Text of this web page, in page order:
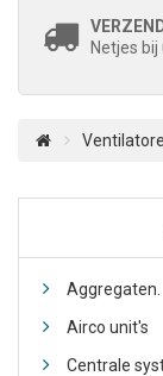
Netjes
Aggregaten.
Airco unit's
Centrale